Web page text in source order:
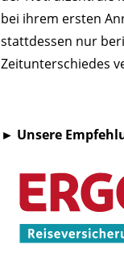
bei ihrem ersten
stattdessen nur
Zeitunterschiedes
► Unsere